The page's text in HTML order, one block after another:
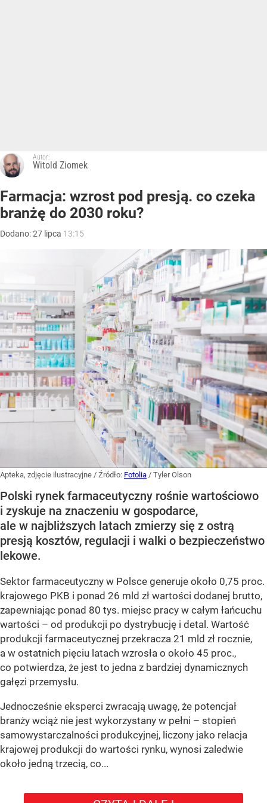
Autor:
Witold Ziomek
Farmacja: wzrost pod presją. co czeka
branżę do 2030 roku?
Dodano:27 lipca 13:15
Apteka, zdjęcie ilustracyjne / Źródło: Fotolia / Tyler Olson
Polski rynek farmaceutyczny rośnie wartościowo
i zyskuje na znaczeniu w gospodarce,
ale w najbliższych latach zmierzy się z ostrą
presją kosztów, regulacji i walki o bezpieczeństwo
lekowe.
Sektor farmaceutyczny w Polsce generuje około 0,75 proc.
krajowego PKB i ponad 26 mld zł wartości dodanej brutto,
zapewniając ponad 80 tys. miejsc pracy w całym łańcuchu
wartości – od produkcji po dystrybucję i detal. Wartość
produkcji farmaceutycznej przekracza 21 mld zł rocznie,
a w ostatnich pięciu latach wzrosła o około 45 proc.,
co potwierdza, że jest to jedna z bardziej dynamicznych
gałęzi przemysłu.
Jednocześnie eksperci zwracają uwagę, że potencjał
branży wciąż nie jest wykorzystany w pełni – stopień
samowystarczalności produkcyjnej, liczony jako relacja
krajowej produkcji do wartości rynku, wynosi zaledwie
około jedną trzecią, co...